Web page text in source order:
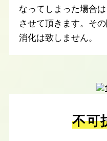
なってしまった場合
させて頂きます。そ
消化は致しません。
不可